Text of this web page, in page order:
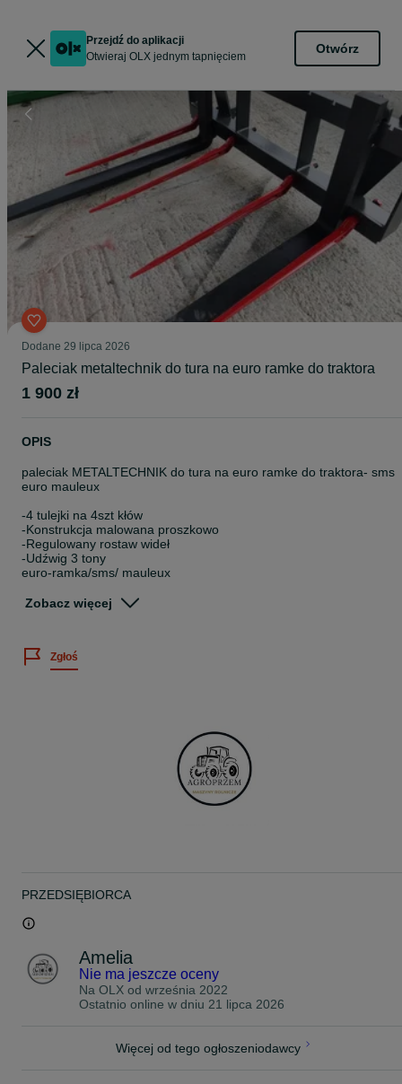
Przejdź do aplikacji
Otwieraj OLX jednym tapnięciem
Otwórz
Dodane 29 lipca 2026
Paleciak metaltechnik do tura na euro ramke do traktora
1 900 zł
OPIS
paleciak METALTECHNIK do tura na euro ramke do traktora- sms
euro mauleux
-4 tulejki na 4szt kłów
-Konstrukcja malowana proszkowo
-Regulowany rostaw wideł
-Udźwig 3 tony
euro-ramka/sms/ mauleux
- możliwość z tulejami lub bez
Kontakt Telefoniczny: 500 ==261 ===543
Zobacz więcej
Zgłoś
PRZEDSIĘBIORCA
Amelia
Nie ma jeszcze oceny
Na OLX od września 2022
Ostatnio online w dniu 21 lipca 2026
Więcej od tego ogłoszeniodawcy